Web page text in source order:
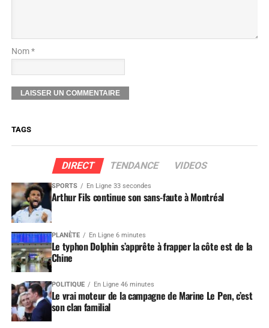
Nom *
TAGS
DIRECT TENDANCE VIDEOS
SPORTS En Ligne 33 secondes
Arthur Fils continue son sans-faute à Montréal
PLANÈTE En Ligne 6 minutes
Le typhon Dolphin s’apprête à frapper la côte est de la
Chine
POLITIQUE En Ligne 46 minutes
Le vrai moteur de la campagne de Marine Le Pen, c’est
son clan familial